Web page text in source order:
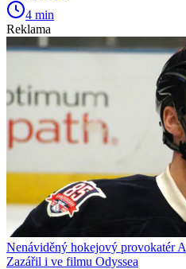
4 min
Reklama
Nenáviděný hokejový provokatér
Zazářil i ve filmu Odyssea